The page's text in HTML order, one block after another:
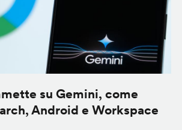
su Gemini, come
Android e Workspace